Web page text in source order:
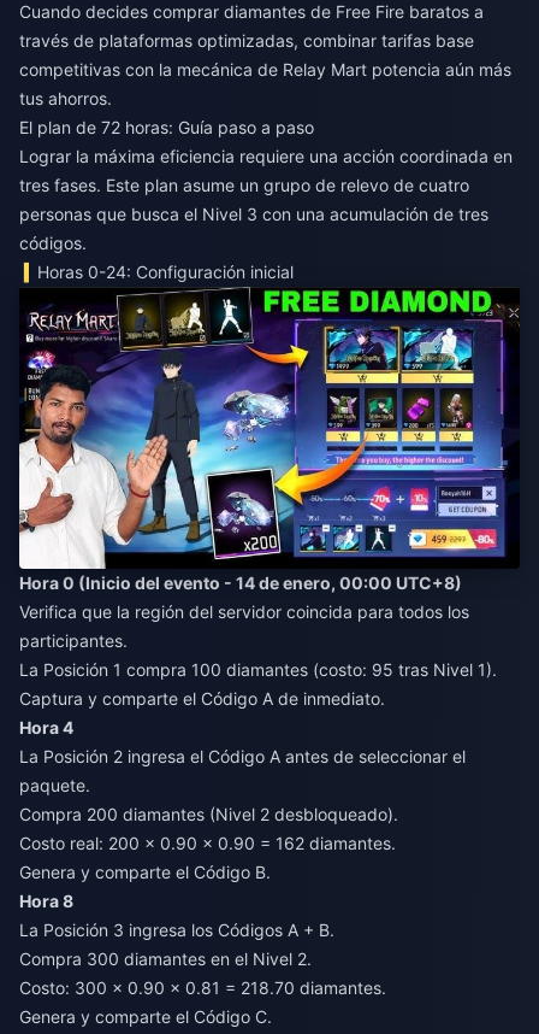
Cuando decides comprar diamantes de Free Fire baratos a
través de plataformas optimizadas, combinar tarifas base
competitivas con la mecánica de Relay Mart potencia aún más
tus ahorros.
El plan de 72 horas: Guía paso a paso
Lograr la máxima eficiencia requiere una acción coordinada en
tres fases. Este plan asume un grupo de relevo de cuatro
personas que busca el Nivel 3 con una acumulación de tres
códigos.
Horas 0-24: Configuración inicial
Hora 0 (Inicio del evento - 14 de enero, 00:00 UTC+8)
Verifica que la región del servidor coincida para todos los
participantes.
La Posición 1 compra 100 diamantes (costo: 95 tras Nivel 1).
Captura y comparte el Código A de inmediato.
Hora 4
La Posición 2 ingresa el Código A antes de seleccionar el
paquete.
Compra 200 diamantes (Nivel 2 desbloqueado).
Costo real: 200 × 0.90 × 0.90 = 162 diamantes.
Genera y comparte el Código B.
Hora 8
La Posición 3 ingresa los Códigos A + B.
Compra 300 diamantes en el Nivel 2.
Costo: 300 × 0.90 × 0.81 = 218.70 diamantes.
Genera y comparte el Código C.